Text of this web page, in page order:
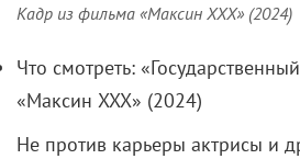
Кадр из фильма «Максин XXX» (2024)
Что смотреть:
«Максин XXX» (2024)
Не против карьеры актрисы и